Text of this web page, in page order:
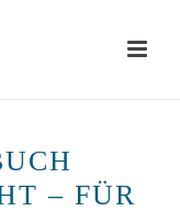
– FÜR